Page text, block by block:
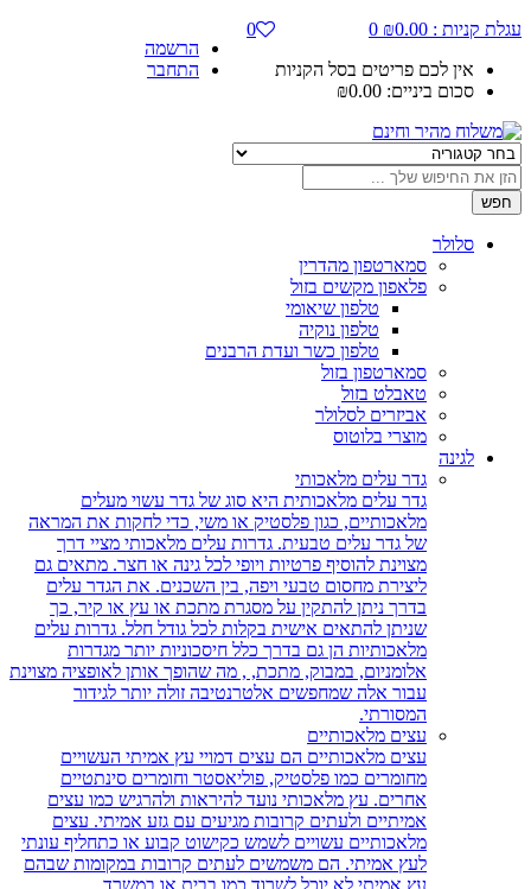
עגלת קניות :
₪0.00
0
אין לכם פריטים בסל הקניות
סכום ביניים:
₪0.00
0
הרשמה
התחבר
חפש
סלולר
סמארטפון מהדרין
פלאפון מקשים בזול
טלפון שיאומי
טלפון נוקיה
טלפון כשר ועדת הרבנים
סמארטפון בזול
טאבלט בזול
אביזרים לסלולר
מוצרי בלוטוס
לגינה
גדר עלים מלאכותי
גדר עלים מלאכותית היא סוג של גדר עשוי מעלים
מלאכותיים, כגון פלסטיק או משי, כדי לחקות את המראה
של גדר עלים טבעית. גדרות עלים מלאכותי מציי דרך
מצוינת להוסיף פרטיות ויופי לכל גינה או חצר. מתאים גם
ליצירת מחסום טבעי ויפה, בין השכנים. את הגדר עלים
בדרך ניתן להתקין על מסגרת מתכת או עץ או קיר, כך
שניתן להתאים אישית בקלות לכל גודל חלל. גדרות עלים
מלאכותיות הן גם בדרך כלל חיסכוניות יותר מגדרות
אלומניום, במבוק, מתכת, , מה שהופך אותן לאופציה מצוינת
עבור אלה שמחפשים אלטרנטיבה זולה יותר לגידור
המסורתי.
עצים מלאכותיים
עצים מלאכותיים הם עצים דמויי עץ אמיתי העשויים
מחומרים כמו פלסטיק, פוליאסטר וחומרים סינתטיים
אחרים. עץ מלאכותי נועד להיראות ולהרגיש כמו עצים
אמיתיים ולעתים קרובות מגיעים עם גזע אמיתי. עצים
מלאכותיים עשויים לשמש כקישוט קבוע או כתחליף עונתי
לעץ אמיתי. הם משמשים לעתים קרובות במקומות שבהם
עץ אמיתי לא יוכל לשרוד כמו בבית או במשרד.